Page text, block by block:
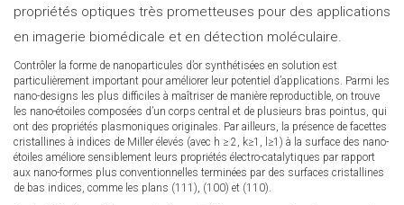
propriétés optiques très prometteuses pour des applications
en imagerie biomédicale et en détection moléculaire.
Contrôler la forme de nanoparticules d’or synthétisées en solution est
particulièrement important pour améliorer leur potentiel d’applications. Parmi les
nano-designs les plus difficiles à maîtriser de manière reproductible, on trouve
les nano-étoiles composées d’un corps central et de plusieurs bras pointus, qui
ont des propriétés plasmoniques originales. Par ailleurs, la présence de facettes
cristallines à indices de Miller élevés (avec h ≥ 2, k≥1, l≥1) à la surface des nano-
étoiles améliore sensiblement leurs propriétés électro-catalytiques par rapport
aux nano-formes plus conventionnelles terminées par des surfaces cristallines
de bas indices, comme les plans (111), (100) et (110).